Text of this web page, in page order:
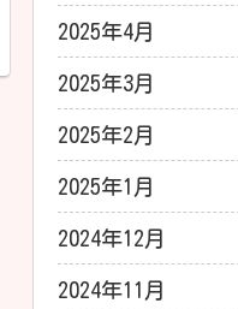
2025年4月
2025年3月
2025年2月
2025年1月
2024年12月
2024年11月